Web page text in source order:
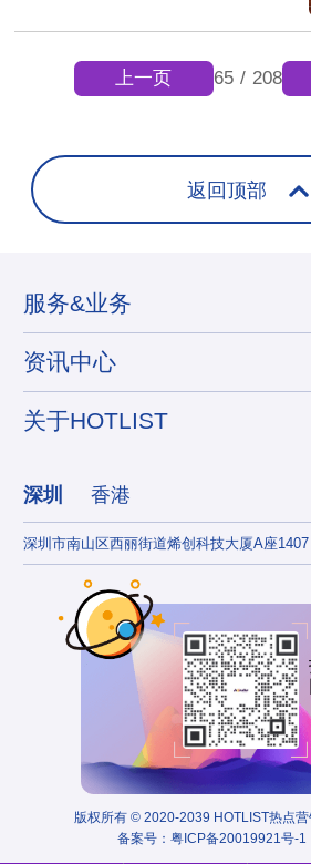
65 / 208
上一页
返回顶部
服务&业务
资讯中心
关于HOTLIST
深圳 香港
深圳市南山区西丽街道烯创科技大厦A座1407
版权所有 © 2020-2039 HOTLIST热点
备案号： 粤ICP备20019921号-1